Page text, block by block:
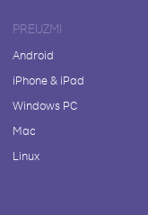
PREUZMI
Android
iPhone & iPad
Windows PC
Mac
Linux